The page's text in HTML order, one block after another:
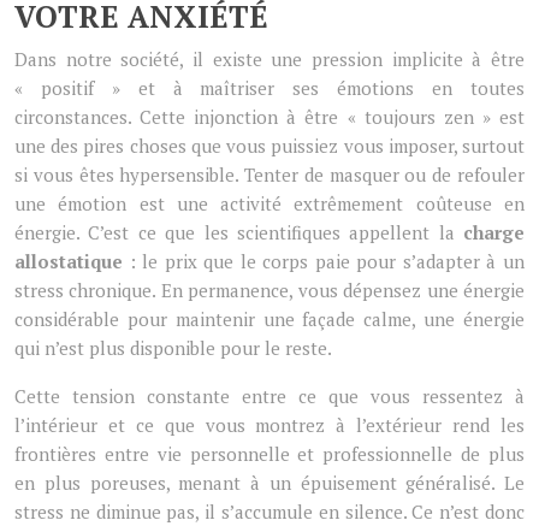
VOTRE ANXIÉTÉ
Dans notre société, il existe une pression implicite à être
« positif » et à maîtriser ses émotions en toutes
circonstances. Cette injonction à être « toujours zen » est
une des pires choses que vous puissiez vous imposer, surtout
si vous êtes hypersensible. Tenter de masquer ou de refouler
une émotion est une activité extrêmement coûteuse en
énergie. C’est ce que les scientifiques appellent la charge
allostatique : le prix que le corps paie pour s’adapter à un
stress chronique. En permanence, vous dépensez une énergie
considérable pour maintenir une façade calme, une énergie
qui n’est plus disponible pour le reste.
Cette tension constante entre ce que vous ressentez à
l’intérieur et ce que vous montrez à l’extérieur rend les
frontières entre vie personnelle et professionnelle de plus
en plus poreuses, menant à un épuisement généralisé. Le
stress ne diminue pas, il s’accumule en silence. Ce n’est donc